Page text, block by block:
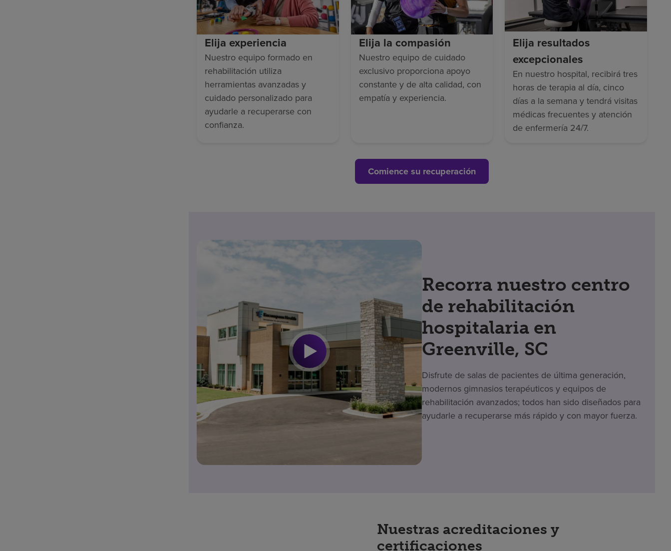
Elija experiencia
Nuestro equipo formado en
rehabilitación utiliza
herramientas avanzadas y
cuidado personalizado para
ayudarle a recuperarse con
confianza.
Elija la compasión
Nuestro equipo de cuidado
exclusivo proporciona apoyo
constante y de alta calidad, con
empatía y experiencia.
Elija resultados
excepcionales
En nuestro hospital, recibirá tres
horas de terapia al día, cinco
días a la semana y tendrá visitas
médicas frecuentes y atención
de enfermería 24/7.
Comience su recuperación
Recorra nuestro centro
de rehabilitación
hospitalaria en
Greenville, SC
Disfrute de salas de pacientes de última generación,
modernos gimnasios terapéuticos y equipos de
rehabilitación avanzados; todos han sido diseñados para
ayudarle a recuperarse más rápido y con mayor fuerza.
Nuestras acreditaciones y
certificaciones